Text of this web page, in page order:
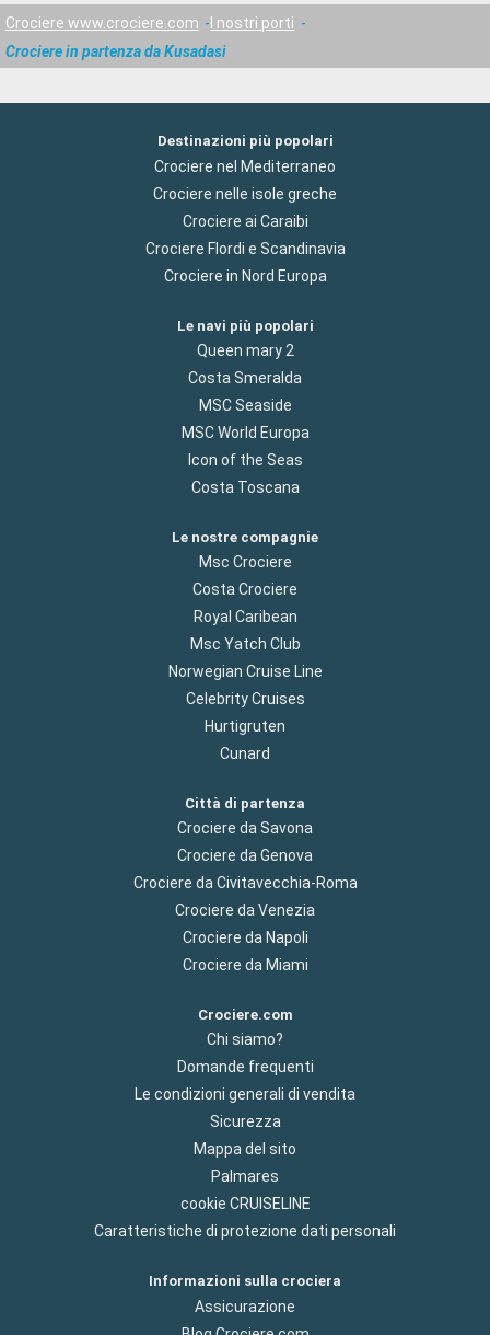
Crociere www.crociere.com
I nostri porti
Crociere in partenza da Kusadasi
Destinazioni più popolari
Crociere nel Mediterraneo
Crociere nelle isole greche
Crociere ai Caraibi
Crociere Flordi e Scandinavia
Crociere in Nord Europa
Le navi più popolari
Queen mary 2
Costa Smeralda
MSC Seaside
MSC World Europa
Icon of the Seas
Costa Toscana
Le nostre compagnie
Msc Crociere
Costa Crociere
Royal Caribean
Msc Yatch Club
Norwegian Cruise Line
Celebrity Cruises
Hurtigruten
Cunard
Città di partenza
Crociere da Savona
Crociere da Genova
Crociere da Civitavecchia-Roma
Crociere da Venezia
Crociere da Napoli
Crociere da Miami
Crociere.com
Chi siamo?
Domande frequenti
Le condizioni generali di vendita
Sicurezza
Mappa del sito
Palmares
cookie CRUISELINE
Caratteristiche di protezione dati personali
Informazioni sulla crociera
Assicurazione